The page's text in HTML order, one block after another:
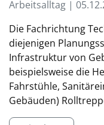
Arbeitsalltag |
Die Fachrichtung
diejenigen
Infrastruktur von
beispielsweise die
Fahrstühle,
Gebäuden)